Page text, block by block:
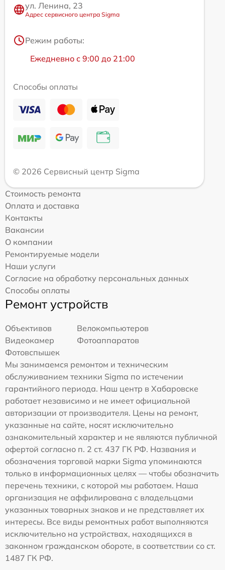
ул. Ленина, 23
Адрес сервисного центра Sigma
Режим работы:
Ежедневно с 9:00 до 21:00
Способы оплаты
© 2026 Сервисный центр Sigma
Стоимость ремонта
Оплата и доставка
Контакты
Вакансии
О компании
Ремонтируемые модели
Наши услуги
Согласие на обработку персональных данных
Способы оплаты
Ремонт устройств
Объективов
Велокомпьютеров
Видеокамер
Фотоаппаратов
Фотовспышек
Мы занимаемся ремонтом и техническим
обслуживанием техники Sigma по истечении
гарантийного периода. Наш центр в Хабаровске
работает независимо и не имеет официальной
авторизации от производителя. Цены на ремонт,
указанные на сайте, носят исключительно
ознакомительный характер и не являются публичной
офертой согласно п. 2 ст. 437 ГК РФ. Названия и
обозначения торговой марки Sigma упоминаются
только в информационных целях — чтобы обозначить
перечень техники, с которой мы работаем. Наша
организация не аффилирована с владельцами
указанных товарных знаков и не представляет их
интересы. Все виды ремонтных работ выполняются
исключительно на устройствах, находящихся в
законном гражданском обороте, в соответствии со ст.
1487 ГК РФ.